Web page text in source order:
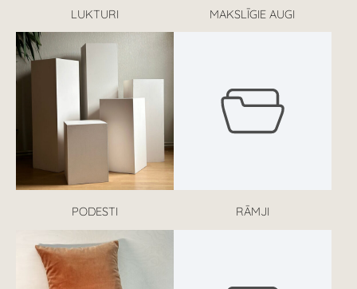
LUKTURI MAKSLĪGIE AUGI
PODESTI RĀMJI